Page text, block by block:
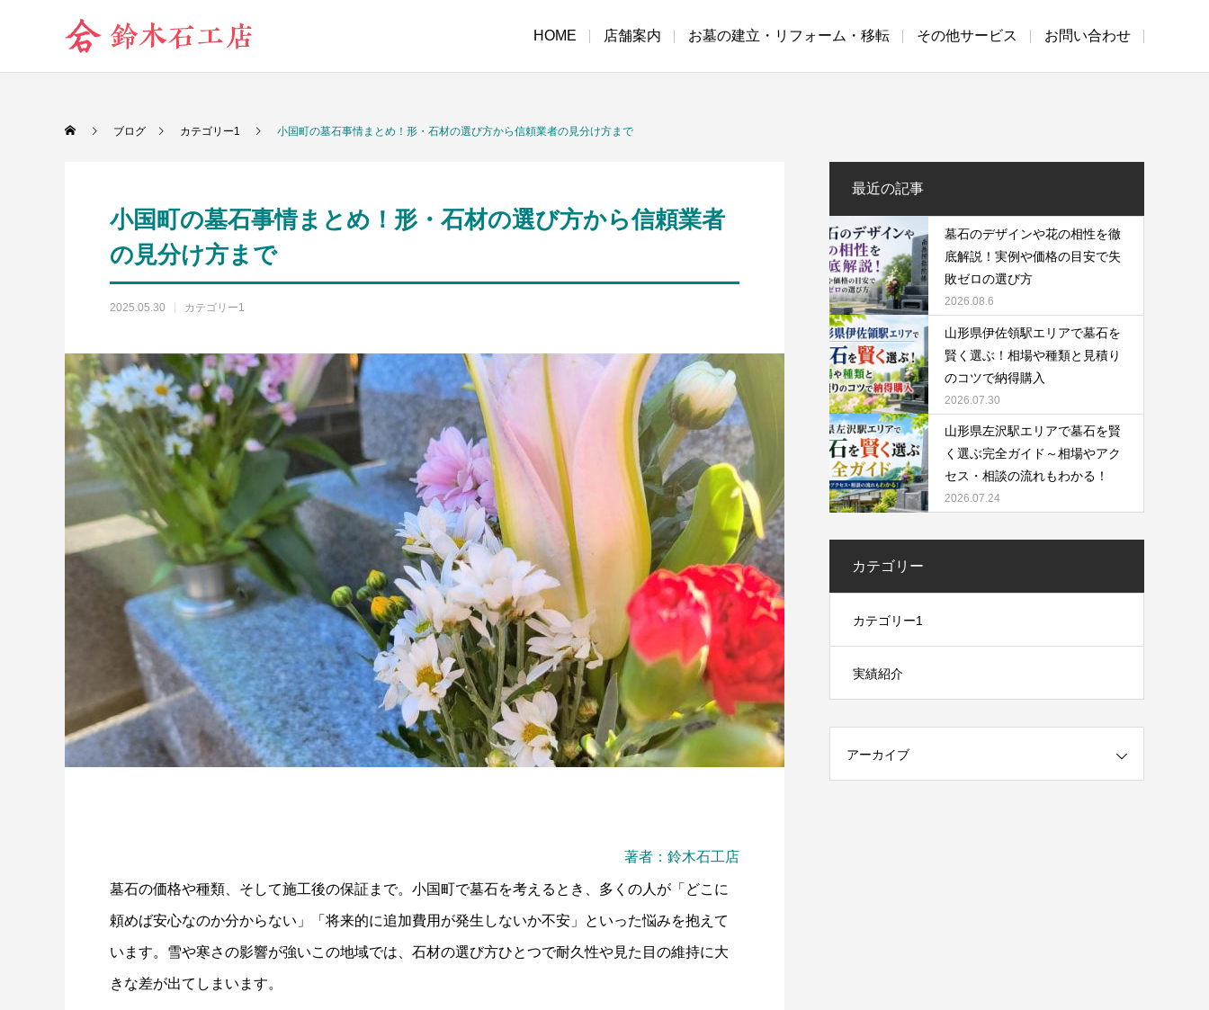
HOME 店舗案内 お墓の建立・リフォーム・移転 その他サービス お問い合わせ
ブログ カテゴリー1 小国町の墓石事情まとめ！形・石材の選び方から信頼業者の見分け方まで
小国町の墓石事情まとめ！形・石材の選び方から信頼業者
の見分け方まで
2025.05.30 カテゴリー1
著者：鈴木石工店
墓石の価格や種類、そして施工後の保証まで。小国町で墓石を考えるとき、多くの人が「どこに
頼めば安心なのか分からない」「将来的に追加費用が発生しないか不安」といった悩みを抱えて
います。雪や寒さの影響が強いこの地域では、石材の選び方ひとつで耐久性や見た目の維持に大
きな差が出てしまいます。
最近の記事
墓石のデザインや花の相性を徹
底解説！実例や価格の目安で失
敗ゼロの選び方
2026.08.6
山形県伊佐領駅エリアで墓石を
賢く選ぶ！相場や種類と見積り
のコツで納得購入
2026.07.30
山形県左沢駅エリアで墓石を賢
く選ぶ完全ガイド～相場やアク
セス・相談の流れもわかる！
2026.07.24
カテゴリー
カテゴリー1
実績紹介
アーカイブ